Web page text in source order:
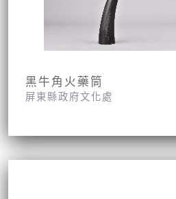
黑牛角火藥筒
屏東縣政府文化處